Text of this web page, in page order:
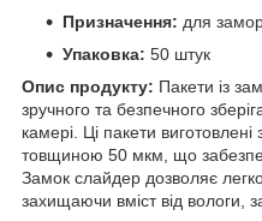
Призначення: для
Упаковка: 50 штук
Опис продукту: Пакети із
зручного та безпечного
камері. Ці пакети виготовлені
товщиною 50 мкм, що
Замок слайдер дозволяє
захищаючи вміст від вологи,